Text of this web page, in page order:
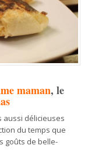
maman, le
aussi délicieuses
du temps que
goûts de belle-